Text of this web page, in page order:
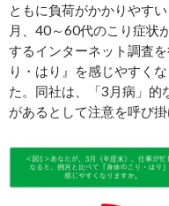
ともに負荷がかかりやす
月、40～60代のこり症状
するインターネット調査
り・はり』を感じやすく
た。同社は、「3月病」的
があるとして注意を呼び掛